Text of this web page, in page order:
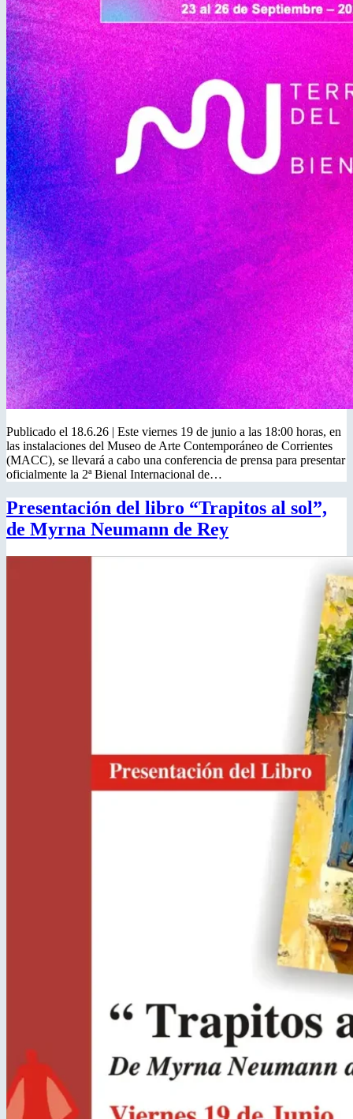
Publicado el 18.6.26 | Este viernes 19 de junio a las 18:00 horas, en
las instalaciones del Museo de Arte Contemporáneo de Corrientes
(MACC), se llevará a cabo una conferencia de prensa para presentar
oficialmente la 2ª Bienal Internacional de…
Presentación del libro “Trapitos al sol”,
de Myrna Neumann de Rey